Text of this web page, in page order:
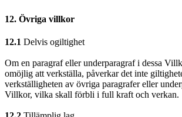
12. Övriga villkor
12.1 Delvis ogiltighet
Om en paragraf eller underparagraf i dessa
omöjlig att verkställa, påverkar det inte
verkställigheten av övriga paragrafer eller
Villkor, vilka skall förbli i full kraft och verkan.